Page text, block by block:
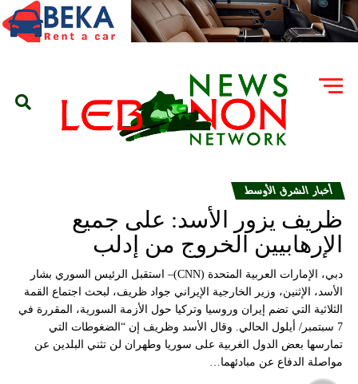
أخبار الشرق الأوسط
ظريف يزور الأسد: على جميع
الإرهابيين الخروج من إدلب
دبي، الإمارات العربية المتحدة (CNN)– استقبل الرئيس السوري بشار
الأسد، الإثنين، وزير الخارجية الإيراني جواد ظريف، لبحث اجتماع القمة
الثلاثية التي تضم إيران وروسيا وتركيا حول الأزمة السورية، المقررة في
7 سبتمبر/ أيلول الحالي. وقال الأسد وظريف إن “الضغوطات التي
تمارسها بعض الدول الغربية على سوريا وطهران لن تثني البلدين عن
مواصلة الدفاع عن مبادئهما…